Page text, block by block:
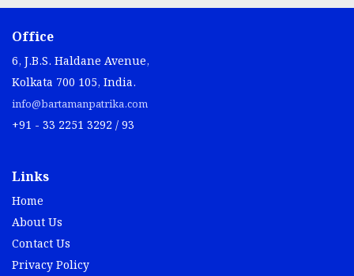
Office
6, J.B.S. Haldane Avenue,
Kolkata 700 105, India.
info@bartamanpatrika.com
+91 - 33 2251 3292 / 93
Links
Home
About Us
Contact Us
Privacy Policy